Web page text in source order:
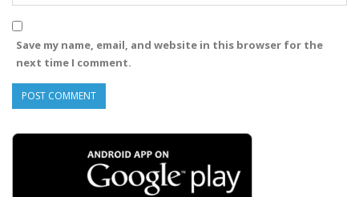
Save my name, email, and website in this browser for the
next time I comment.